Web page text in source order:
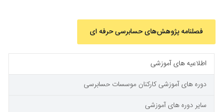
فصلنامه پژوهش‌های حسابرسی حرفه ای
اطلاعیه های آموزشی
دوره های آموزشی کارکنان موسسات حسابرسی
سایر دوره های آموزشی